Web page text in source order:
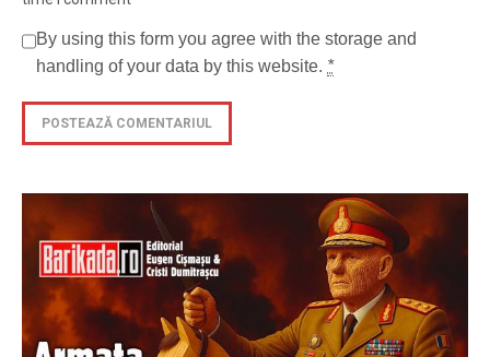
By using this form you agree with the storage and
handling of your data by this website. *